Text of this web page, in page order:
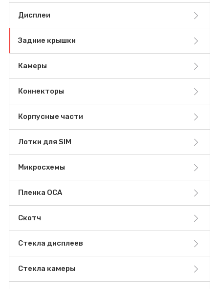
Дисплеи
Задние крышки
Камеры
Коннекторы
Корпусные части
Лотки для SIM
Микросхемы
Пленка OCA
Скотч
Стекла дисплеев
Стекла камеры